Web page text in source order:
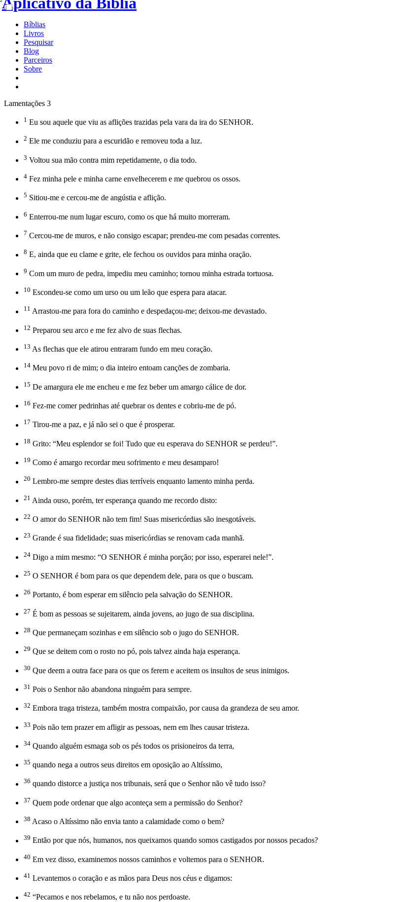
Bíblias
Livros
Pesquisar
Blog
Parceiros
Sobre
Lamentações 3
1 Eu sou aquele que viu as aflições trazidas pela vara da ira do SENHOR.
2 Ele me conduziu para a escuridão e removeu toda a luz.
3 Voltou sua mão contra mim repetidamente, o dia todo.
4 Fez minha pele e minha carne envelhecerem e me quebrou os ossos.
5 Sitiou-me e cercou-me de angústia e aflição.
6 Enterrou-me num lugar escuro, como os que há muito morreram.
7 Cercou-me de muros, e não consigo escapar; prendeu-me com pesadas correntes.
8 E, ainda que eu clame e grite, ele fechou os ouvidos para minha oração.
9 Com um muro de pedra, impediu meu caminho; tornou minha estrada tortuosa.
10 Escondeu-se como um urso ou um leão que espera para atacar.
11 Arrastou-me para fora do caminho e despedaçou-me; deixou-me devastado.
12 Preparou seu arco e me fez alvo de suas flechas.
13 As flechas que ele atirou entraram fundo em meu coração.
14 Meu povo ri de mim; o dia inteiro entoam canções de zombaria.
15 De amargura ele me encheu e me fez beber um amargo cálice de dor.
16 Fez-me comer pedrinhas até quebrar os dentes e cobriu-me de pó.
17 Tirou-me a paz, e já não sei o que é prosperar.
18 Grito: “Meu esplendor se foi! Tudo que eu esperava do SENHOR se perdeu!”.
19 Como é amargo recordar meu sofrimento e meu desamparo!
20 Lembro-me sempre destes dias terríveis enquanto lamento minha perda.
21 Ainda ouso, porém, ter esperança quando me recordo disto:
22 O amor do SENHOR não tem fim! Suas misericórdias são inesgotáveis.
23 Grande é sua fidelidade; suas misericórdias se renovam cada manhã.
24 Digo a mim mesmo: “O SENHOR é minha porção; por isso, esperarei nele!”.
25 O SENHOR é bom para os que dependem dele, para os que o buscam.
26 Portanto, é bom esperar em silêncio pela salvação do SENHOR.
27 É bom as pessoas se sujeitarem, ainda jovens, ao jugo de sua disciplina.
28 Que permaneçam sozinhas e em silêncio sob o jugo do SENHOR.
29 Que se deitem com o rosto no pó, pois talvez ainda haja esperança.
30 Que deem a outra face para os que os ferem e aceitem os insultos de seus inimigos.
31 Pois o Senhor não abandona ninguém para sempre.
32 Embora traga tristeza, também mostra compaixão, por causa da grandeza de seu amor.
33 Pois não tem prazer em afligir as pessoas, nem em lhes causar tristeza.
34 Quando alguém esmaga sob os pés todos os prisioneiros da terra,
35 quando nega a outros seus direitos em oposição ao Altíssimo,
36 quando distorce a justiça nos tribunais, será que o Senhor não vê tudo isso?
37 Quem pode ordenar que algo aconteça sem a permissão do Senhor?
38 Acaso o Altíssimo não envia tanto a calamidade como o bem?
39 Então por que nós, humanos, nos queixamos quando somos castigados por nossos pecados?
40 Em vez disso, examinemos nossos caminhos e voltemos para o SENHOR.
41 Levantemos o coração e as mãos para Deus nos céus e digamos:
42 “Pecamos e nos rebelamos, e tu não nos perdoaste.